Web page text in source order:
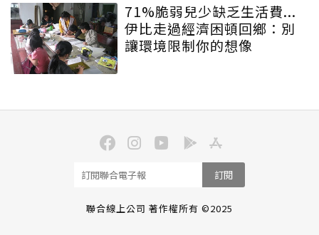
71%脆弱兒少缺乏生活費...
伊比走過經濟困頓回鄉：別
讓環境限制你的想像
訂閱
聯合線上公司 著作權所有 ©2025